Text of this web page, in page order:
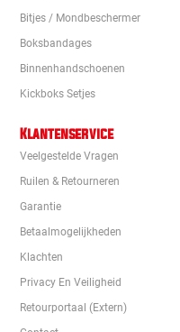
Bitjes / Mondbeschermer
Boksbandages
Binnenhandschoenen
Kickboks Setjes
Klantenservice
Veelgestelde Vragen
Ruilen & Retourneren
Garantie
Betaalmogelijkheden
Klachten
Privacy En Veiligheid
Retourportaal (extern)